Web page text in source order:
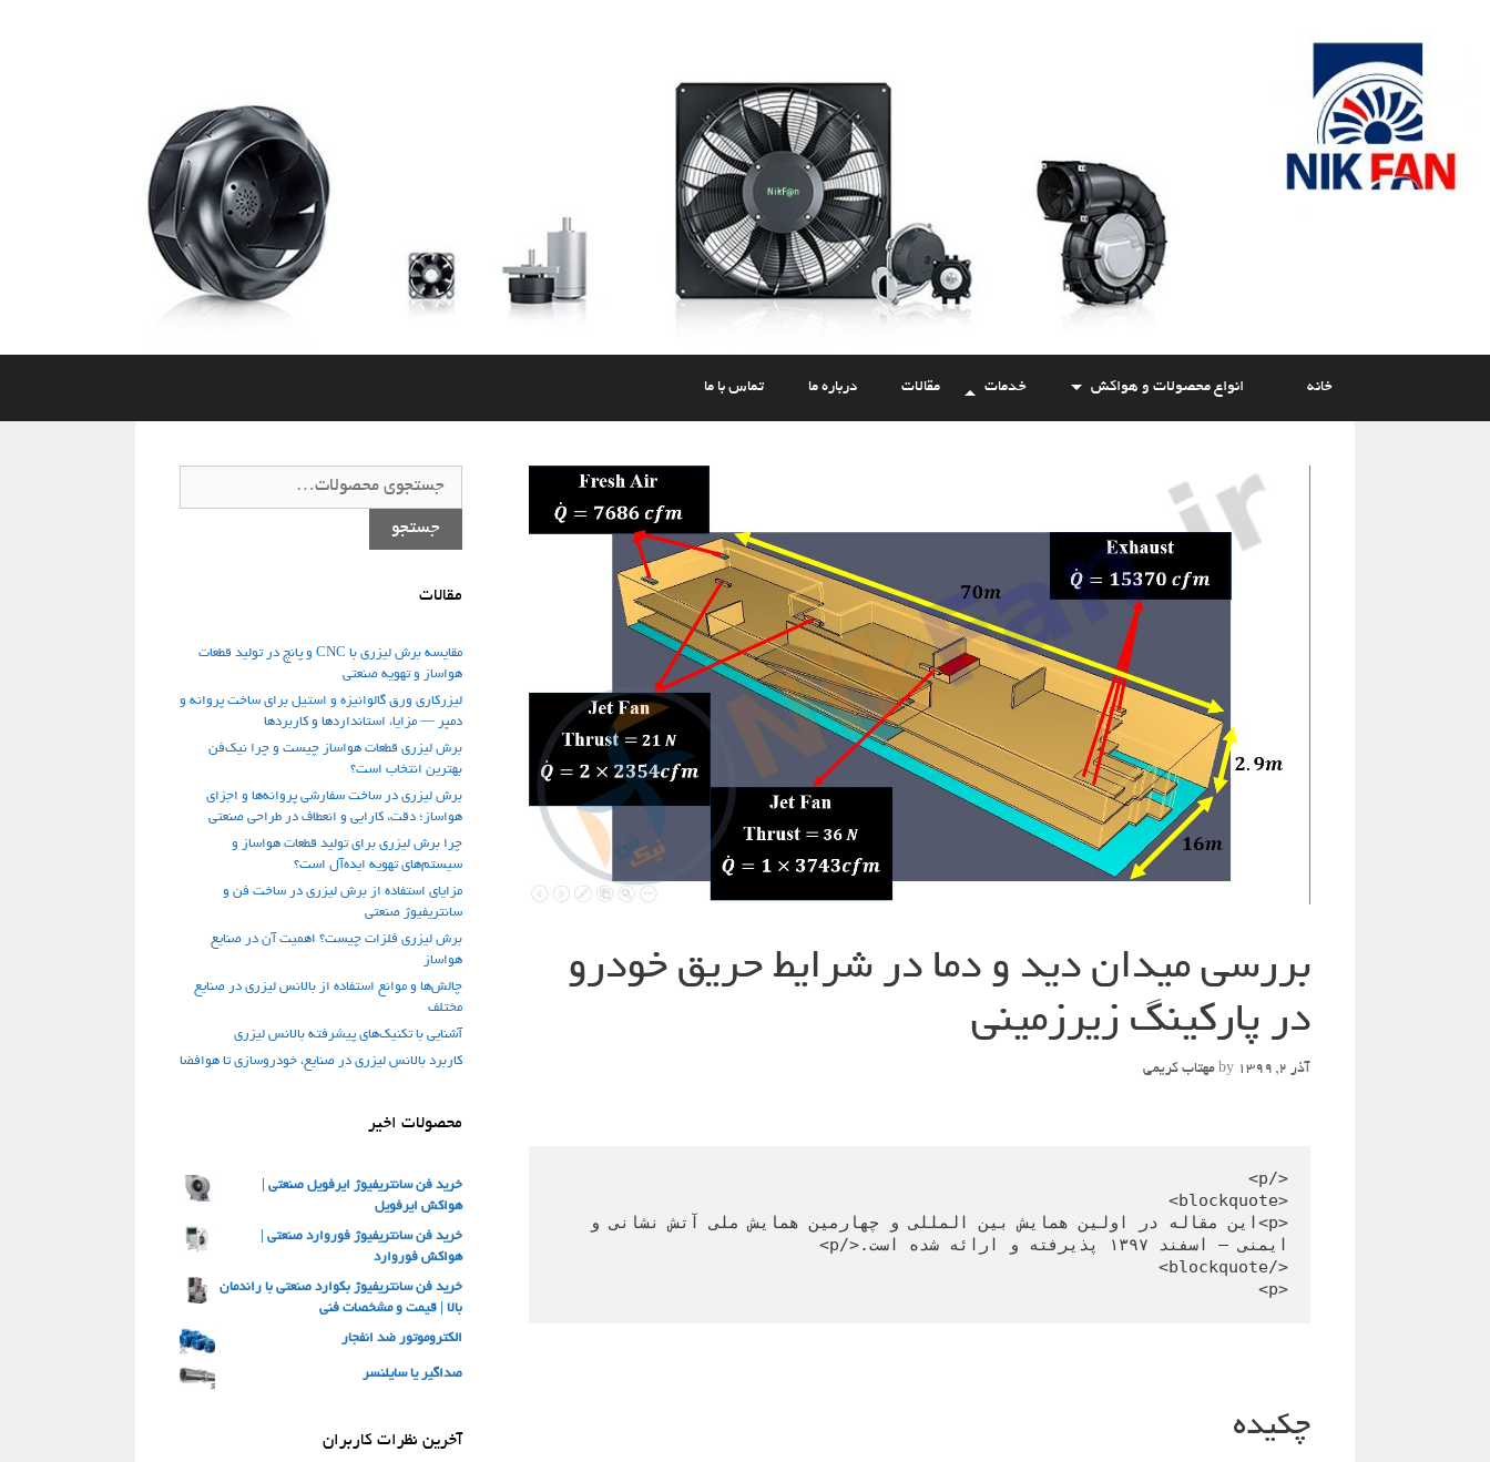
خانه انواع محصولات و هواکش خدمات مقالات درباره ما تماس با ما
بررسی میدان دید و دما در شرایط حریق خودرو
در پارکینگ زیرزمینی
آذر 2, 1399 by مهتاب کریمی
<p>
چکیده
برای:
جستجو
مقالات
مقایسه برش لیزری با CNC و پانچ در تولید قطعات
هواساز و تهویه صنعتی
لیزرکاری ورق گالوانیزه و استیل برای ساخت پروانه و
دمپر — مزایا، استانداردها و کاربردها
برش لیزری قطعات هواساز چیست و چرا نیک‌فن
بهترین انتخاب است؟
برش لیزری در ساخت سفارشی پروانه‌ها و اجزای
هواساز؛ دقت، کارایی و انعطاف در طراحی صنعتی
چرا برش لیزری برای تولید قطعات هواساز و
سیستم‌های تهویه ایده‌آل است؟
مزایای استفاده از برش لیزری در ساخت فن‌ و
سانتریفیوژ صنعتی
برش لیزری فلزات چیست؟ اهمیت آن در صنایع
هواساز
چالش‌ها و موانع استفاده از بالانس لیزری در صنایع
مختلف
آشنایی با تکنیک‌های پیشرفته بالانس لیزری
کاربرد بالانس لیزری در صنایع، خودروسازی تا هوافضا
محصولات اخیر
خرید فن سانتریفیوژ ایرفویل صنعتی |
هواکش ایرفویل
خرید فن سانتریفیوژ فوروارد صنعتی |
هواکش فوروارد
خرید فن سانتریفیوژ بکوارد صنعتی با راندمان
بالا | قیمت و مشخصات فنی
الکتروموتور ضد انفجار
صداگیر یا سایلنسر
آخرین نظرات کاربران